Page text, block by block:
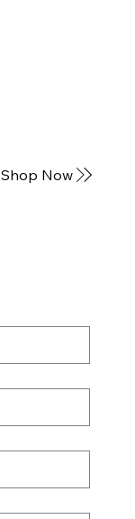
Shop Now